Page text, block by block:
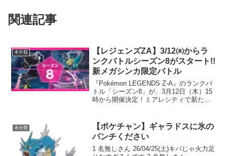
関連記事
未分類
【レジェンズZA】3/12㈭からラ
ンクバトルシーズン8がスタート!!
新メガシンカ限定バトル
『Pokémon LEGENDS Z-A』のランクバ
トル「シーズン8」が、3月12日（木）15
時から開催決定！ミアレシティで新たに
で再び登場するので、ぜひお見逃しな
く。詳...
未分類
【ポケチャン】ギャラドスに氷の
パンチください
1 名無しさん 26/04/25(土)キバじゃ火力足